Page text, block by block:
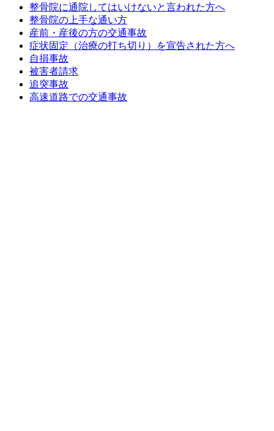
整骨院に通院してはいけないと言われた方へ
整骨院の上手な通い方
産前・産後の方の交通事故
症状固定（治療の打ち切り）を宣告された方へ
自損事故
被害者請求
追突事故
高速道路での交通事故